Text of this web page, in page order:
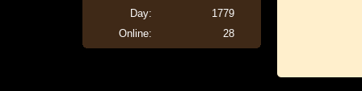
Online: 28
Day:
1779